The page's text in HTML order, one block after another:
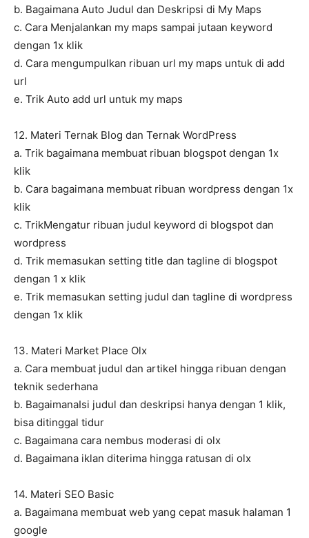
b. Bagaimana Auto Judul dan Deskripsi di My Maps
c. Cara Menjalankan my maps sampai jutaan keyword
dengan 1x klik
d. Cara mengumpulkan ribuan url my maps untuk di add
url
e. Trik Auto add url untuk my maps
12. Materi Ternak Blog dan Ternak WordPress
a. Trik bagaimana membuat ribuan blogspot dengan 1x
klik
b. Cara bagaimana membuat ribuan wordpress dengan 1x
klik
c. TrikMengatur ribuan judul keyword di blogspot dan
wordpress
d. Trik memasukan setting title dan tagline di blogspot
dengan 1 x klik
e. Trik memasukan setting judul dan tagline di wordpress
dengan 1x klik
13. Materi Market Place Olx
a. Cara membuat judul dan artikel hingga ribuan dengan
teknik sederhana
b. BagaimanaIsi judul dan deskripsi hanya dengan 1 klik,
bisa ditinggal tidur
c. Bagaimana cara nembus moderasi di olx
d. Bagaimana iklan diterima hingga ratusan di olx
14. Materi SEO Basic
a. Bagaimana membuat web yang cepat masuk halaman 1
google